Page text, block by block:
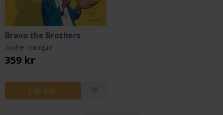
Bravo the Brothers
André Franquin
359 kr
Läs mer